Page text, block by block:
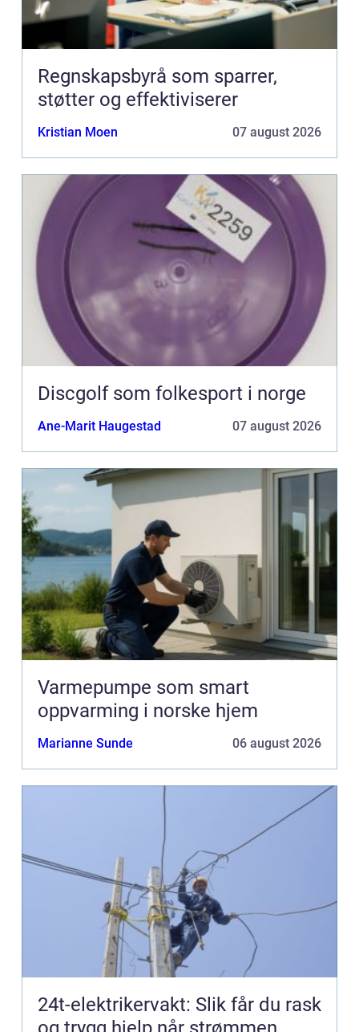
Regnskapsbyrå som sparrer,
støtter og effektiviserer
Kristian Moen 07 august 2026
Discgolf som folkesport i norge
Ane-Marit Haugestad 07 august 2026
Varmepumpe som smart
oppvarming i norske hjem
Marianne Sunde 06 august 2026
24t-elektrikervakt: Slik får du rask